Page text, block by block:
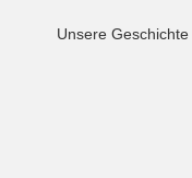
Unsere